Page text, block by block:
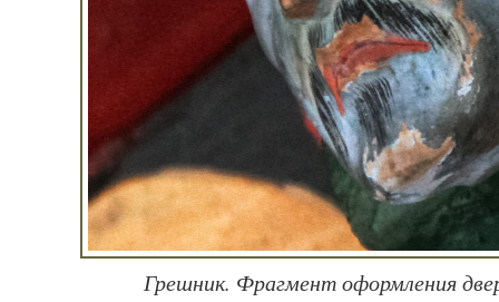
Грешник. Фрагмент оформления